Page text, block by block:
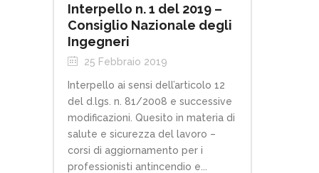
Interpello n. 1 del 2019 –
Consiglio Nazionale degli
Ingegneri
25 Febbraio 2019
Interpello ai sensi dell’articolo 12
del d.lgs. n. 81/2008 e successive
modificazioni. Quesito in materia di
salute e sicurezza del lavoro –
corsi di aggiornamento per i
professionisti antincendio e...